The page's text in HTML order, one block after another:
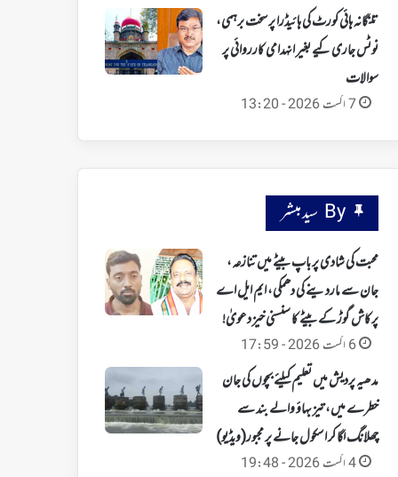
تلنگانہ ہائی کورٹ کی ہائیڈرا پر سخت برہمی،
نوٹس جاری کیے بغیر انہدامی کارروائی پر
سوالات
7 اگست 2026 - 13:20
By سید مبشر
محبت کی شادی پر باپ بیٹے میں تنازعہ،
جان سے ماردینے کی دھمکی، ایم ایل اے
پرکاش گوڑ کے بیٹے کا سنسنی خیز دعویٰ!
6 اگست 2026 - 17:59
مدھیہ پردیش میں تعلیم کیلئے بچوں کی جان
خطرے میں، تیز بہاؤ والے بند سے
چھلانگ لگا کر اسکول جانے پر مجبور(ویڈیو)
4 اگست 2026 - 19:48